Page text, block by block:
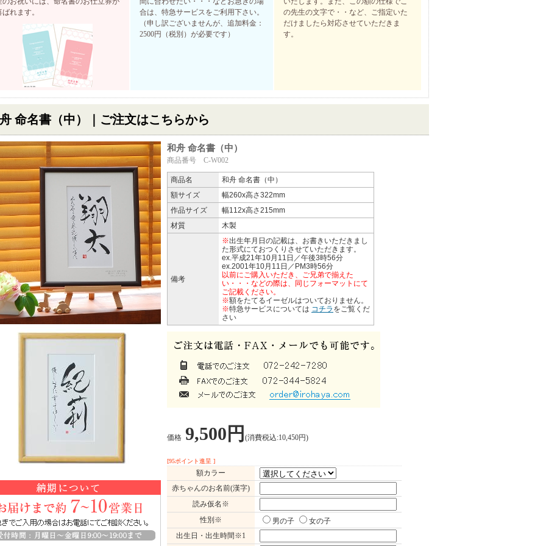
ばれます。
合は、特急サービスをご利用下さい。
（申し訳ございませんが、追加料金：
2500円（税別）が必要です）
の先生の文字で・・など、ご指定いた
だけましたら対応させていただきま
す。
命名書（中）｜ご注文はこちらから
和舟 命名書（中）
商品番号 C-W002
商品名
和舟 命名書（中）
額サイズ
幅260x高さ322mm
作品サイズ
幅112x高さ215mm
材質
木製
備考
※出生年月日の記載は、お書きいただきまし
た形式にておつくりさせていただきます。
ex.平成21年10月11日／午後3時56分
ex.2001年10月11日／PM3時56分
以前にご購入いただき、ご兄弟で揃えた
い・・・などの際は、同じフォーマットにて
ご記載ください。
※額をたてるイーゼルはついておりません。
※特急サービスについては コチラ をご覧くだ
さい
価格 9,500円 (消費税込:10,450円)
[95ポイント進呈 ]
額カラー
赤ちゃんのお名前(漢字)
読み仮名※
性別※
男の子
女の子
出生日・出生時間※1